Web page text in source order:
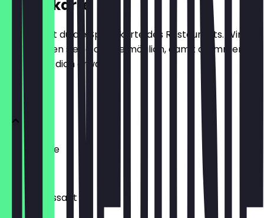
Speisekarte
Hier findest du die Speisekarte des Restaurants. Wir
aktualisieren sie so oft wie möglich, damit du immer
weißt, was dich erwartet.
BRÖTCHEN
Ofenfrische
0,54 €
Buttercroissant